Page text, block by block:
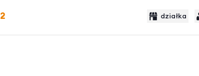
2 działka